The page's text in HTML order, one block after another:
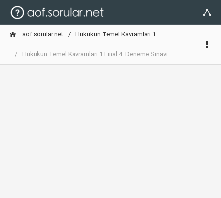
aof.sorular.net Hukukun Temel Kavramları 1
Hukukun Temel Kavramları 1 Final 4. Deneme Sınavı